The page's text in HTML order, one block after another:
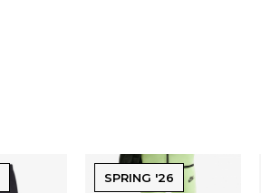
SPRING '26